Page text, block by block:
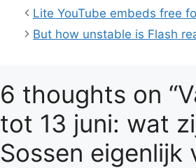
Lite YouTube embeds free
But how unstable is Flash
6 thoughts on
tot 13 juni: wat
Sossen eigenlijk